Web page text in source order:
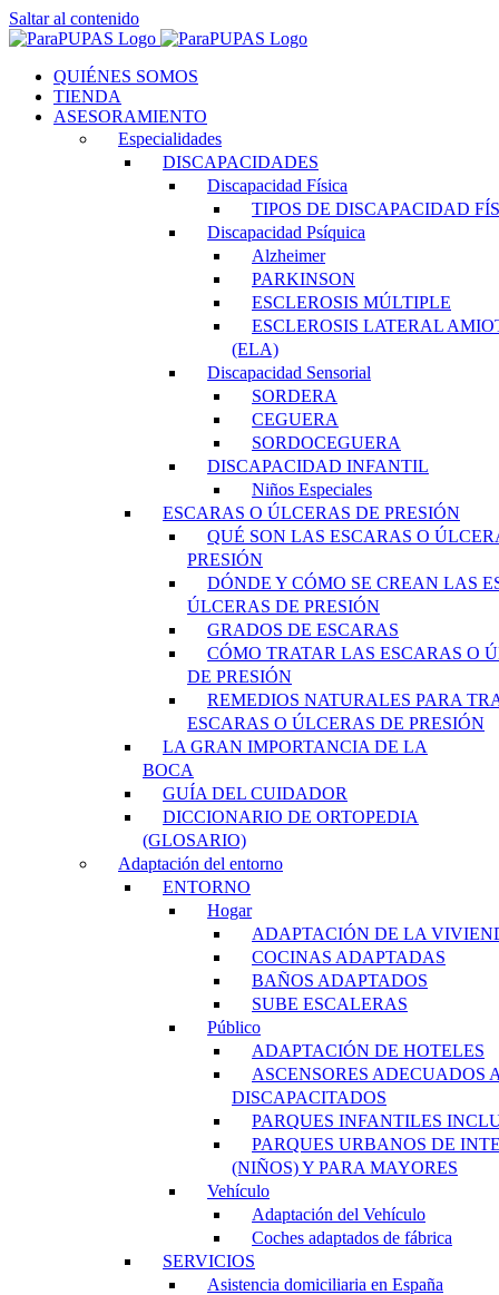
Saltar al contenido
QUIÉNES SOMOS
TIENDA
ASESORAMIENTO
Especialidades
DISCAPACIDADES
Discapacidad Física
TIPOS DE DISCAPACIDAD
Discapacidad Psíquica
Alzheimer
PARKINSON
ESCLEROSIS MÚLTIPLE
ESCLEROSIS LATERAL
(ELA)
Discapacidad Sensorial
SORDERA
CEGUERA
SORDOCEGUERA
DISCAPACIDAD INFANTIL
Niños Especiales
ESCARAS O ÚLCERAS DE PRESIÓN
QUÉ SON LAS ESCARAS O
PRESIÓN
DÓNDE Y CÓMO SE CREAN LAS
ÚLCERAS DE PRESIÓN
GRADOS DE ESCARAS
CÓMO TRATAR LAS ESCARAS O
DE PRESIÓN
REMEDIOS NATURALES PARA
ESCARAS O ÚLCERAS DE PRESIÓN
LA GRAN IMPORTANCIA DE LA
BOCA
GUÍA DEL CUIDADOR
DICCIONARIO DE ORTOPEDIA
(GLOSARIO)
Adaptación del entorno
ENTORNO
Hogar
ADAPTACIÓN DE LA
COCINAS ADAPTADAS
BAÑOS ADAPTADOS
SUBE ESCALERAS
Público
ADAPTACIÓN DE HOTELES
ASCENSORES ADECUADOS
DISCAPACITADOS
PARQUES INFANTILES
PARQUES URBANOS DE
(NIÑOS) Y PARA MAYORES
Vehículo
Adaptación del Vehículo
Coches adaptados de fábrica
SERVICIOS
Asistencia domiciliaria en España